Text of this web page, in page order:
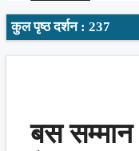
कुल पृष्ठ दर्शन : 237
बस सम्मान